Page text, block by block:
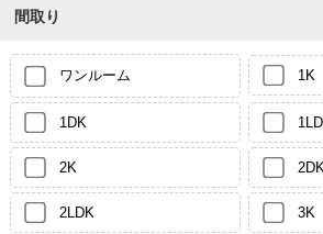
間取り
ワンルーム 1K
1DK
2K
2LDK 3K